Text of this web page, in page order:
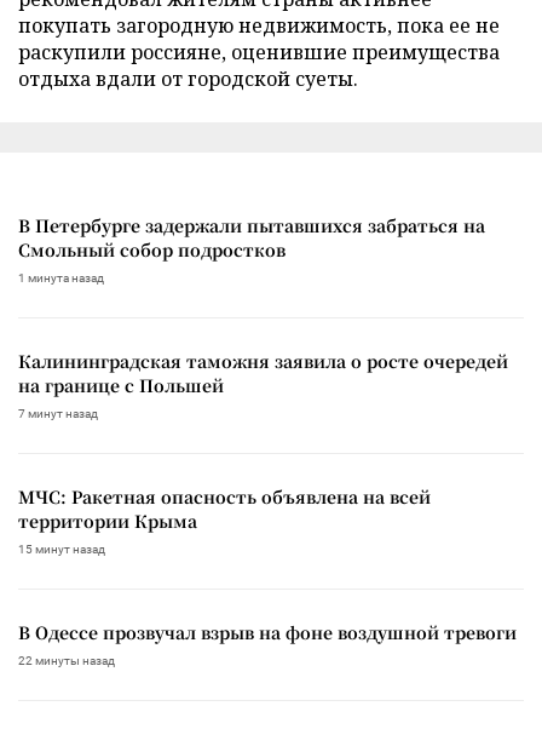
покупать загородную недвижимость, пока ее не
раскупили россияне, оценившие преимущества
отдыха вдали от городской суеты.
В Петербурге задержали пытавшихся забраться на
Смольный собор подростков
1 минута назад
Калининградская таможня заявила о росте очередей
на границе с Польшей
7 минут назад
МЧС: Ракетная опасность объявлена на всей
территории Крыма
15 минут назад
В Одессе прозвучал взрыв на фоне воздушной тревоги
22 минуты назад